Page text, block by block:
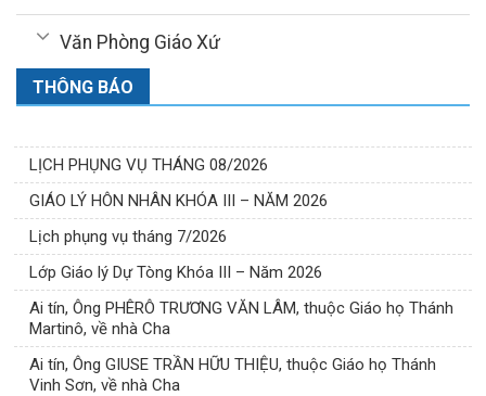
Văn Phòng Giáo Xứ
THÔNG BÁO
LỊCH PHỤNG VỤ THÁNG 08/2026
GIÁO LÝ HÔN NHÂN KHÓA III – NĂM 2026
Lịch phụng vụ tháng 7/2026
Lớp Giáo lý Dự Tòng Khóa III – Năm 2026
Ai tín, Ông PHÊRÔ TRƯƠNG VĂN LÂM, thuộc Giáo họ Thánh
Martinô, về nhà Cha
Ai tín, Ông GIUSE TRẦN HỮU THIỆU, thuộc Giáo họ Thánh
Vinh Sơn, về nhà Cha